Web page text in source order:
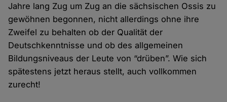
Jahre lang Zug um Zug an die sächsischen Ossis zu
gewöhnen begonnen, nicht allerdings ohne ihre
Zweifel zu behalten ob der Qualität der
Deutschkenntnisse und ob des allgemeinen
Bildungsniveaus der Leute von “drüben”. Wie sich
spätestens jetzt heraus stellt, auch vollkommen
zurecht!